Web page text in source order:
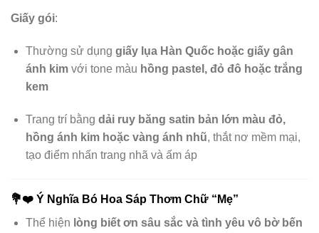
Giấy gói:
Thường sử dụng giấy lụa Hàn Quốc hoặc giấy gân
ánh kimvới tone màu hồng pastel, đỏ đô hoặc trắng
kem
Trang trí bằng dải ruy băng satin bản lớn màu đỏ,
hồng ánh kim hoặc vàng ánh nhũ, thắt nơ mềm mại,
tạo điểm nhấn trang nhã và ấm áp
💐❤️ Ý Nghĩa Bó Hoa Sáp Thơm Chữ “Mẹ”
Thể hiện lòng biết ơn sâu sắc và tình yêu vô bờ bến